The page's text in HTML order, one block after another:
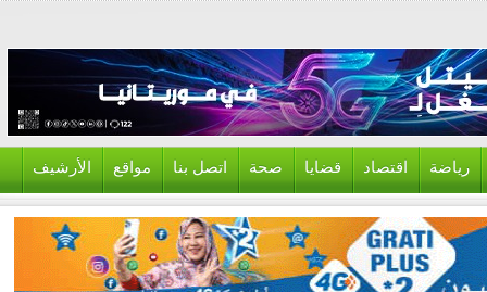
اقتصاد قضايا صحة اتصل بنا مواقع الأرشيف